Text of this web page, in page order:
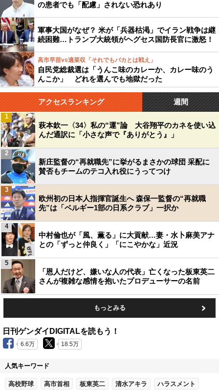
の患者でも「配慮」されない恐れあり
軍事大国がなぜ？ 米が「兵器枯渇」でイラン戦争は継
続困難…トランプ大統領がヘグセス国防長官に激怒！
高市早苗vs適菜収「それでもバカとは戦え」
自民党総裁選は「うんこ味のカレーか、カレー味のう
んこか」 どれを選んでも地獄だった
アクセスランキング 週間
萩本欽一〈34〉私の“運”論 大谷翔平のカネを使い込
んだ通訳に「小さな声で『ありがとう』」
1
新庄監督の“再就職先”に挙がるまさかの球団 采配に
賛否もチームのテコ入れ役にうってつけ
2
欧州初の日本人指揮官誕生へ 森保一監督の“再就職
先”は「ベルギー1部の日系クラブ」一択か
3
中村倫也が「風、薫る」に大貢献…妻・水卜麻美アナ
との「ずっと仲良く」「にこやかな」近況
4
「恩人だけど、嫌いな人の代表」亡くなった板東英二
さんが複雑な感情を抱いたプロデューサーの名前
5
もっとみる
日刊ゲンダイDIGITALを読もう！
6.6万 18.5万
人気キーワード
高校野球 高市首相 板東英二 清水アキラ ハラスメント